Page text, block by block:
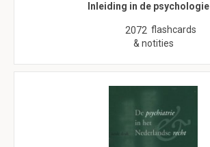
Inleiding in de psychologie
2072 flashcards
& notities